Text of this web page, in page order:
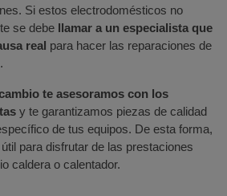
Si estos electrodomésticos no
se debe llamar a un especialista que
real para hacer las reparaciones de
te asesoramos con los
y te garantizamos piezas de calidad
de tus equipos. De esta forma,
para disfrutar de las prestaciones
caldera o calentador.